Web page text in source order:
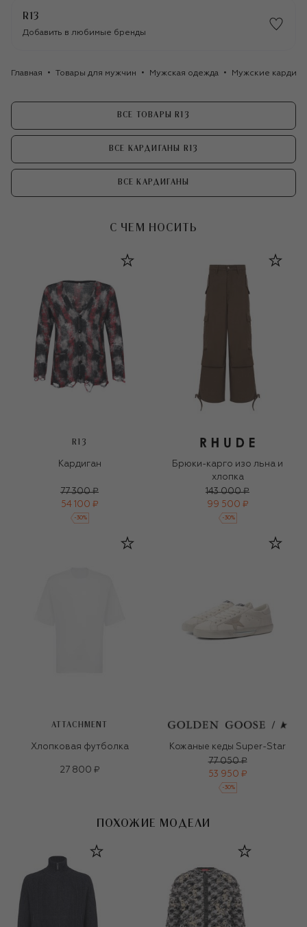
R13
Добавить в любимые бренды
Главная Товары для мужчин Мужская одежда Мужские
ВСЕ ТОВАРЫ R13
ВСЕ КАРДИГАНЫ R13
ВСЕ КАРДИГАНЫ
С ЧЕМ НОСИТЬ
R13
Кардиган
77 300 ₽
54 100 ₽
-30%
Брюки-карго изо льна и
хлопка
143 000 ₽
99 500 ₽
-30%
ATTACHMENT
Хлопковая футболка
27 800 ₽
Кожаные кеды Super-Star
77 050 ₽
53 950 ₽
-30%
ПОХОЖИЕ МОДЕЛИ